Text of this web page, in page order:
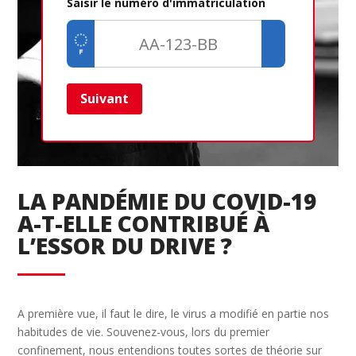
Suivant
LA PANDÉMIE DU COVID-19
A-T-ELLE CONTRIBUÉ À
L’ESSOR DU DRIVE ?
A première vue, il faut le dire, le virus a modifié en partie nos
habitudes de vie. Souvenez-vous, lors du premier
confinement, nous entendions toutes sortes de théorie sur